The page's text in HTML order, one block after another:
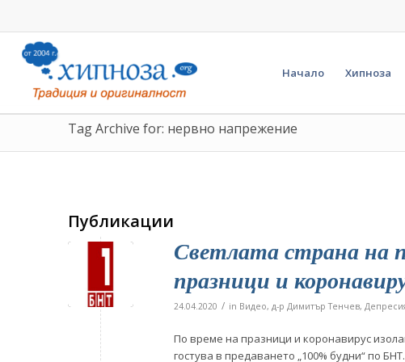
Начало Хипноза
Tag Archive for: нервно напрежение
Публикации
Светлата страна на
празници и
24.04.2020 / in Видео, д-р Димитър Тенчев,
По време на празници и коронавирус
гостува в предаването „100% будни“ по БНТ.